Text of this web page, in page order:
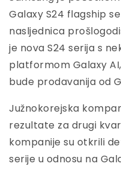
Galaxy S24 flagship
nasljednica
je nova S24 serija s
platformom Galaxy
bude prodavanija od
Južnokorejska
rezultate za drugi
kompanije su otkrili
serije u odnosu na